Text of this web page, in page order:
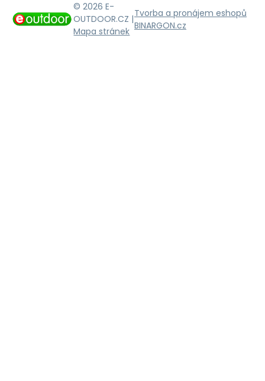
© 2026 E-
OUTDOOR.CZ |
Mapa stránek
Tvorba a pronájem eshopů
BINARGON.cz